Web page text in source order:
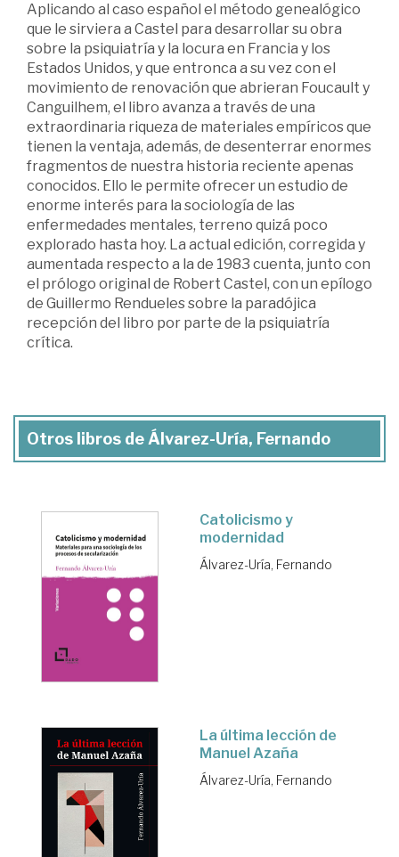
Aplicando al caso español el método genealógico
que le sirviera a Castel para desarrollar su obra
sobre la psiquiatría y la locura en Francia y los
Estados Unidos, y que entronca a su vez con el
movimiento de renovación que abrieran Foucault y
Canguilhem, el libro avanza a través de una
extraordinaria riqueza de materiales empíricos que
tienen la ventaja, además, de desenterrar enormes
fragmentos de nuestra historia reciente apenas
conocidos. Ello le permite ofrecer un estudio de
enorme interés para la sociología de las
enfermedades mentales, terreno quizá poco
explorado hasta hoy. La actual edición, corregida y
aumentada respecto a la de 1983 cuenta, junto con
el prólogo original de Robert Castel, con un epílogo
de Guillermo Rendueles sobre la paradójica
recepción del libro por parte de la psiquiatría
crítica.
Otros libros de Álvarez-Uría, Fernando
Catolicismo y
modernidad
Álvarez-Uría, Fernando
La última lección de
Manuel Azaña
Álvarez-Uría, Fernando